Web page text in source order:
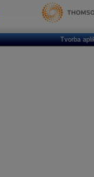
Tvorba